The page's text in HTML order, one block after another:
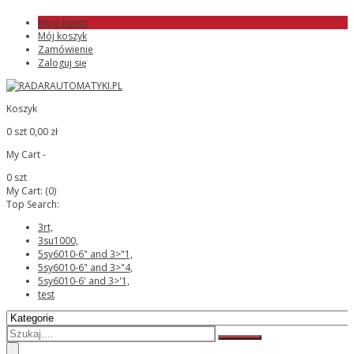
Moje konto
Mój koszyk
Zamówienie
Zaloguj się
Koszyk
0 szt 0,00 zł
My Cart -
0 szt
My Cart: (0)
Top Search:
3rt,
3su1000,
5sy6010-6" and 3>"1,
5sy6010-6" and 3>"4,
5sy6010-6' and 3>'1,
test